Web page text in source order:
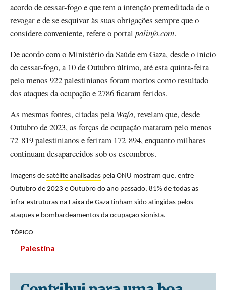
acordo de cessar-fogo e que tem a intenção premeditada de o
revogar e de se esquivar às suas obrigações sempre que o
considere conveniente, refere o portal palinfo.com.
De acordo com o Ministério da Saúde em Gaza, desde o início
do cessar-fogo, a 10 de Outubro último, até esta quinta-feira
pelo menos 922 palestinianos foram mortos como resultado
dos ataques da ocupação e 2786 ficaram feridos.
As mesmas fontes, citadas pelaWafa, revelam que, desde
Outubro de 2023, as forças de ocupação mataram pelo menos
72 819 palestinianos e feriram 172 894, enquanto milhares
continuam desaparecidos sob os escombros.
Imagens de satélite analisadas pela ONU mostram que, entre
Outubro de 2023 e Outubro do ano passado, 81% de todas as
infra-estruturas na Faixa de Gaza tinham sido atingidas pelos
ataques e bombardeamentos da ocupação sionista.
TÓPICO
Palestina